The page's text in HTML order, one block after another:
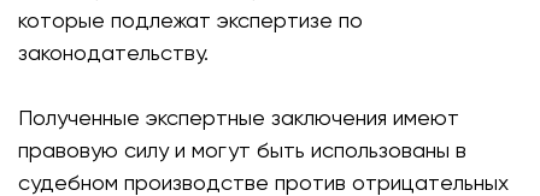
которые подлежат экспертизе по
законодательству.
Полученные экспертные заключения имеют
правовую силу и могут быть использованы в
судебном производстве против отрицательных